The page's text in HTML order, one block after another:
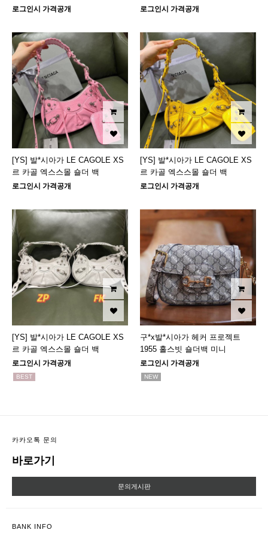
로그인시 가격공개 로그인시 가격공개
[YS] 발*시아가 LE CAGOLE XS
르 카골 엑스스몰 숄더 백
로그인시 가격공개
[YS] 발*시아가 LE CAGOLE XS
르 카골 엑스스몰 숄더 백
로그인시 가격공개
[YS] 발*시아가 LE CAGOLE XS
르 카골 엑스스몰 숄더 백
로그인시 가격공개
BEST
구*x발*시아가 헤커 프로젝트
1955 홀스빗 숄더백 미니
로그인시 가격공개
NEW
카카오톡 문의
바로가기
문의게시판
BANK INFO